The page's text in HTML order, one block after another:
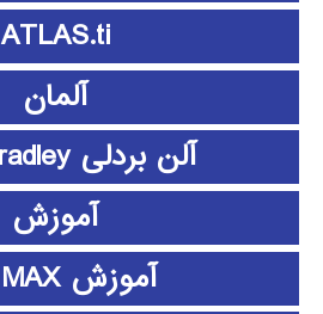
ATLAS.ti
آلمان
آلن بردلی Allen bradley
آموزش
آموزش 3D MAX